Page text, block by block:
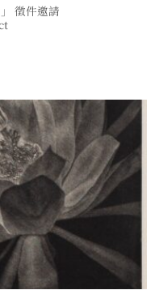
徵件邀請